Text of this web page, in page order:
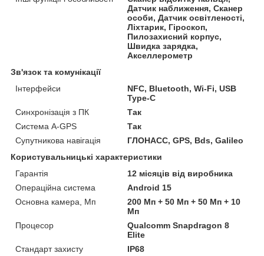
Датчик наближення, Сканер
особи, Датчик освітленості,
Ліхтарик, Гіроскоп,
Пилозахисний корпус,
Швидка зарядка,
Акселлерометр
Зв'язок та комунікації
Інтерфейси
NFC, Bluetooth, Wi-Fi, USB
Type-C
Синхронізація з ПК
Так
Система A-GPS
Так
Супутникова навігація
ГЛОНАСС, GPS, Bds, Galileo
Користувальницькі характеристики
Гарантія
12 місяців від виробника
Операційна система
Android 15
Основна камера, Мп
200 Мп + 50 Мп + 50 Мп + 10
Мп
Процесор
Qualcomm Snapdragon 8
Elite
Стандарт захисту
IP68